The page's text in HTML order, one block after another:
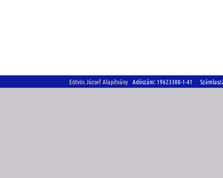
Eötvös József Alapítvány Adószám: 19623300-1-41